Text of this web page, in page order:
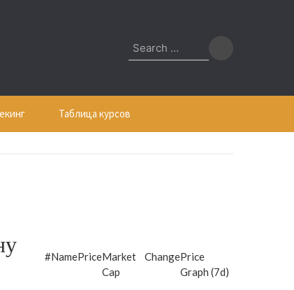
Search
for:
Таблица курсов
#NamePriceMarket
Cap
ChangePrice
Graph (7d)